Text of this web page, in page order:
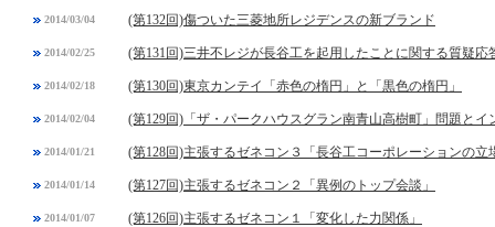
2014/03/04 (第132回)傷ついた三菱地所レジデンスの新ブランド
2014/02/25 (第131回)三井不レジが長谷工を起用したことに関する質疑応
2014/02/18 (第130回)東京カンテイ「赤色の楕円」と「黒色の楕円」
2014/02/04 (第129回)「ザ・パークハウスグラン南青山高樹町」問題とイ
2014/01/21 (第128回)主張するゼネコン３「長谷工コーポレーションの立
2014/01/14 (第127回)主張するゼネコン２「異例のトップ会談」
2014/01/07 (第126回)主張するゼネコン１「変化した力関係」